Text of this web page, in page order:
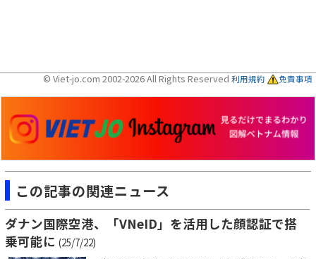
© Viet-jo.com 2002-2026 All Rights Reserved 利用規約 免責事項
この記事の関連ニュース
ダナン国際空港、「VNeID」を活用した顔認証で搭
乗可能に (25/7/22)